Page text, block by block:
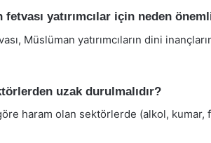
fetvası yatırımcılar için neden
Müslüman yatırımcıların dini
uzak durulmalıdır?
haram olan sektörlerde (alkol,